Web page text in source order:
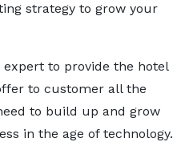
strategy to grow your
expert to provide the hotel
to customer all the
to build up and grow
in the age of technology.